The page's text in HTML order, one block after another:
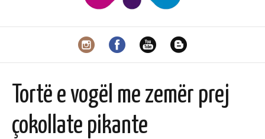
Tortë e vogël me zemër prej
çokollate pikante